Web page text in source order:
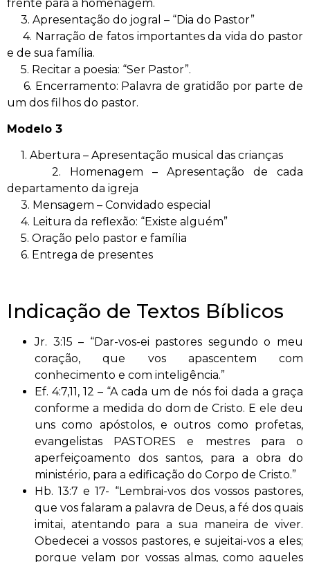
frente para a homenagem.
3. Apresentação do jogral – “Dia do Pastor”
4. Narração de fatos importantes da vida do pastor
e de sua família.
5. Recitar a poesia: “Ser Pastor”.
6. Encerramento: Palavra de gratidão por parte de
um dos filhos do pastor.
Modelo 3
1. Abertura – Apresentação musical das crianças
2. Homenagem – Apresentação de cada
departamento da igreja
3. Mensagem – Convidado especial
4. Leitura da reflexão: “Existe alguém”
5. Oração pelo pastor e família
6. Entrega de presentes
Indicação de Textos Bíblicos
Jr. 3:15 – “Dar-vos-ei pastores segundo o meu
coração, que vos apascentem com
conhecimento e com inteligência.”
Ef. 4:7,11, 12 – “A cada um de nós foi dada a graça
conforme a medida do dom de Cristo. E ele deu
uns como apóstolos, e outros como profetas,
evangelistas PASTORES e mestres para o
aperfeiçoamento dos santos, para a obra do
ministério, para a edificação do Corpo de Cristo.”
Hb. 13:7 e 17- “Lembrai-vos dos vossos pastores,
que vos falaram a palavra de Deus, a fé dos quais
imitai, atentando para a sua maneira de viver.
Obedecei a vossos pastores, e sujeitai-vos a eles;
porque velam por vossas almas, como aqueles